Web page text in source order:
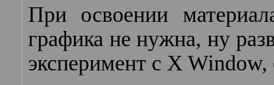
При освоении
графика не нужна, ну
эксперимент с X